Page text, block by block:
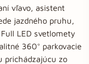
vľavo, asistent
jazdného pruhu,
LED svetlomety
360° parkovacie
prichádzajúcu zo